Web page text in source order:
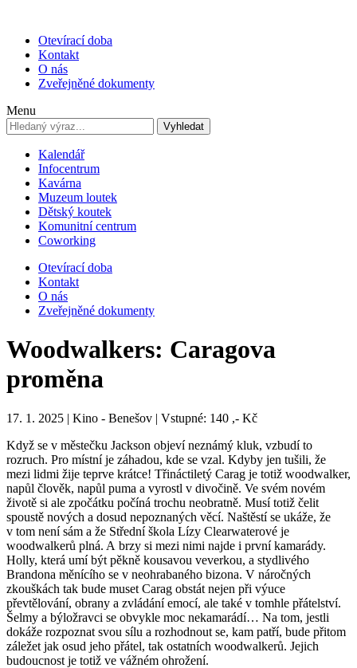
Otevírací doba
Kontakt
O nás
Zveřejněné dokumenty
Menu
Vyhledat
Kalendář
Infocentrum
Kavárna
Muzeum loutek
Dětský koutek
Komunitní centrum
Coworking
Otevírací doba
Kontakt
O nás
Zveřejněné dokumenty
Woodwalkers: Caragova
proměna
17. 1. 2025 | Kino - Benešov | Vstupné: 140 ,- Kč
Když se v městečku Jackson objeví neznámý kluk, vzbudí to
rozruch. Pro místní je záhadou, kde se vzal. Kdyby jen tušili, že
mezi lidmi žije teprve krátce! Třináctiletý Carag je totiž woodwalker,
napůl člověk, napůl puma a vyrostl v divočině. Ve svém novém
životě si ale zpočátku počíná trochu neobratně. Musí totiž čelit
spoustě nových a dosud nepoznaných věcí. Naštěstí se ukáže, že
v tom není sám a že Střední škola Lízy Clearwaterové je
woodwalkerů plná. A brzy si mezi nimi najde i první kamarády.
Holly, která umí být pěkně kousavou veverkou, a stydlivého
Brandona měnícího se v neohrabaného bizona. V náročných
zkouškách tak bude muset Carag obstát nejen při výuce
převtělování, obrany a zvládání emocí, ale také v tomhle přátelství.
Šelmy a býložravci se obvykle moc nekamarádí… Na tom, jestli
dokáže rozpoznat svou sílu a rozhodnout se, kam patří, bude přitom
záležet jak osud jeho přátel, tak ostatních woodwalkerů. Jejich
budoucnost je totiž ve vážném ohrožení.